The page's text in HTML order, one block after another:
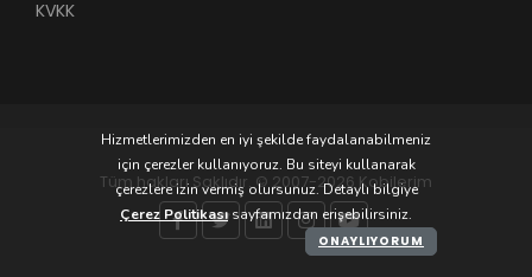
KVKK
Tüm hakları Saklıdır. © 2007-2026 Kobilerim
Hizmetlerimizden en iyi şekilde faydalanabilmeniz
için çerezler kullanıyoruz. Bu siteyi kullanarak
çerezlere izin vermiş olursunuz. Detaylı bilgiye
Çerez Politikasısayfamızdan erişebilirsiniz.
ONAYLIYORUM